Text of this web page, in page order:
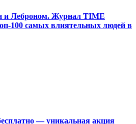
и Леброном. Журнал TIME
100 самых влиятельных людей в
— уникальная акция